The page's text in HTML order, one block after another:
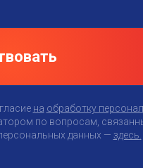
на обработку
по вопросам,
данных — здесь